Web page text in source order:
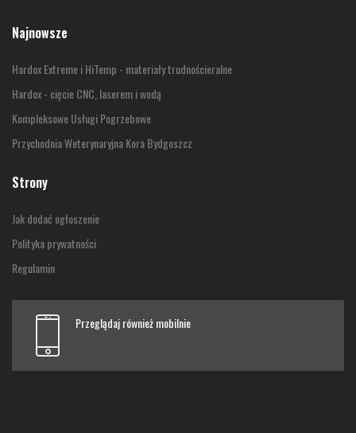
Najnowsze
Hardox Extreme i HiTemp - materiały trudnościeralne
Hardox - cięcie CNC, laserem i wodą
Kompleksowe Usługi Pogrzebowe
Przychodnia Weterynaryjna Kora Bydgoszcz
Strony
Jak dodać ogłoszenie
Polityka prywatności
Regulamin
Przeglądaj również mobilnie